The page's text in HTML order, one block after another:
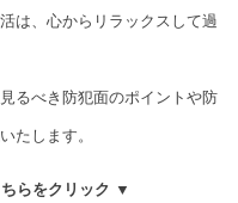
は、心からリラックスして過
るべき防犯面のポイントや防
たします。
らをクリック ▼